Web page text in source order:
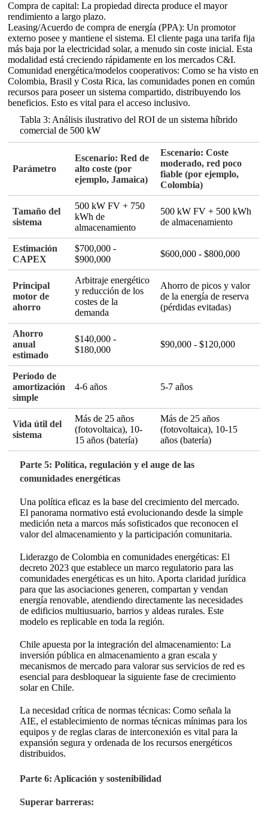
Compra de capital: La propiedad directa produce el mayor
rendimiento a largo plazo.
Leasing/Acuerdo de compra de energía (PPA): Un promotor
externo posee y mantiene el sistema. El cliente paga una tarifa fija
más baja por la electricidad solar, a menudo sin coste inicial. Esta
modalidad está creciendo rápidamente en los mercados C&I.
Comunidad energética/modelos cooperativos: Como se ha visto en
Colombia, Brasil y Costa Rica, las comunidades ponen en común
recursos para poseer un sistema compartido, distribuyendo los
beneficios. Esto es vital para el acceso inclusivo.
Tabla 3: Análisis ilustrativo del ROI de un sistema híbrido
comercial de 500 kW
Parámetro
Escenario: Red de
alto coste (por
ejemplo, Jamaica)
Escenario: Coste
moderado, red poco
fiable (por ejemplo,
Colombia)
Tamaño del
sistema
500 kW FV + 750
kWh de
almacenamiento
500 kW FV + 500 kWh
de almacenamiento
Estimación
CAPEX
$700,000 -
$900,000
$600,000 - $800,000
Principal
motor de
ahorro
Arbitraje energético
y reducción de los
costes de la
demanda
Ahorro de picos y valor
de la energía de reserva
(pérdidas evitadas)
Ahorro
anual
estimado
$140,000 -
$180,000
$90,000 - $120,000
Periodo de
amortización
simple
4-6 años 5-7 años
Vida útil del
sistema
Más de 25 años
(fotovoltaica), 10-
15 años (batería)
Más de 25 años
(fotovoltaica), 10-15
años (batería)
Parte 5: Política, regulación y el auge de las
comunidades energéticas
Una política eficaz es la base del crecimiento del mercado.
El panorama normativo está evolucionando desde la simple
medición neta a marcos más sofisticados que reconocen el
valor del almacenamiento y la participación comunitaria.
Liderazgo de Colombia en comunidades energéticas: El
decreto 2023 que establece un marco regulatorio para las
comunidades energéticas es un hito. Aporta claridad jurídica
para que las asociaciones generen, compartan y vendan
energía renovable, atendiendo directamente las necesidades
de edificios multiusuario, barrios y aldeas rurales. Este
modelo es replicable en toda la región.
Chile apuesta por la integración del almacenamiento: La
inversión pública en almacenamiento a gran escala y
mecanismos de mercado para valorar sus servicios de red es
esencial para desbloquear la siguiente fase de crecimiento
solar en Chile.
La necesidad crítica de normas técnicas: Como señala la
AIE, el establecimiento de normas técnicas mínimas para los
equipos y de reglas claras de interconexión es vital para la
expansión segura y ordenada de los recursos energéticos
distribuidos.
Parte 6: Aplicación y sostenibilidad
Superar barreras: